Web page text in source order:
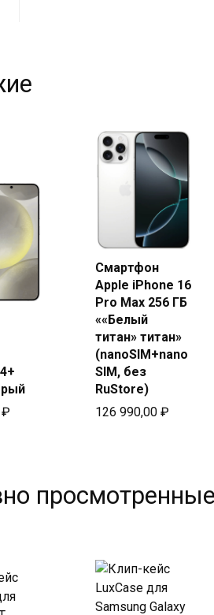
₽
Купить
в Beeline
Смартфон
Apple iPhone 16
Pro Max 256 ГБ
««Белый
титан» титан»
(nanoSIM+nano
SIM, без
RuStore)
126 990,00 ₽